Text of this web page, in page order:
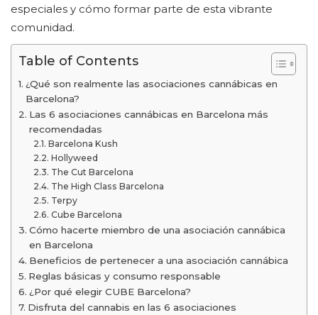
especiales y cómo formar parte de esta vibrante
comunidad.
Table of Contents
¿Qué son realmente las asociaciones cannábicas en
Barcelona?
Las 6 asociaciones cannábicas en Barcelona más
recomendadas
Barcelona Kush
Hollyweed
The Cut Barcelona
The High Class Barcelona
Terpy
Cube Barcelona
Cómo hacerte miembro de una asociación cannábica
en Barcelona
Beneficios de pertenecer a una asociación cannábica
Reglas básicas y consumo responsable
¿Por qué elegir CUBE Barcelona?
Disfruta del cannabis en las 6 asociaciones